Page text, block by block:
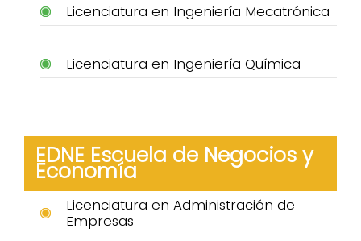
Licenciatura en Ingeniería Mecatrónica
Licenciatura en Ingeniería Química
EDNE Escuela de Negocios y
Economía
Licenciatura en Administración de
Empresas